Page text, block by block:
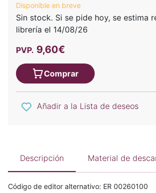
Disponible en breve
Sin stock. Si se pide hoy, se estima
librería el 14/08/26
PVP. 9,60€
Comprar
Añadir a la Lista de deseos
Descripción Material de
Código de editor alternativo: ER 00260100